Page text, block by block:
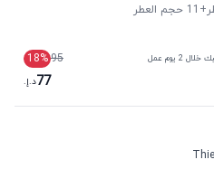
+11
حجم العطر
2 يوم عمل 95
18%
77د.إ.